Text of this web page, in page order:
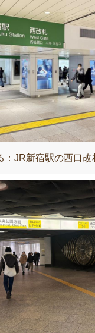
：JR新宿駅の西口改